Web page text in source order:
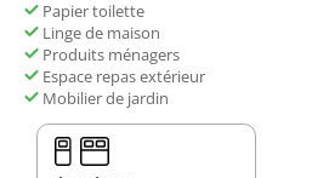
Papier toilette
Linge de maison
Produits ménagers
Espace repas extérieur
Mobilier de jardin